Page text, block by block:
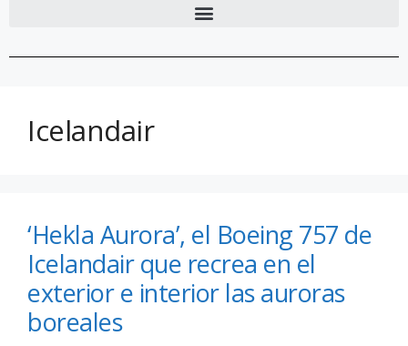
Icelandair
‘Hekla Aurora’, el Boeing 757 de
Icelandair que recrea en el
exterior e interior las auroras
boreales